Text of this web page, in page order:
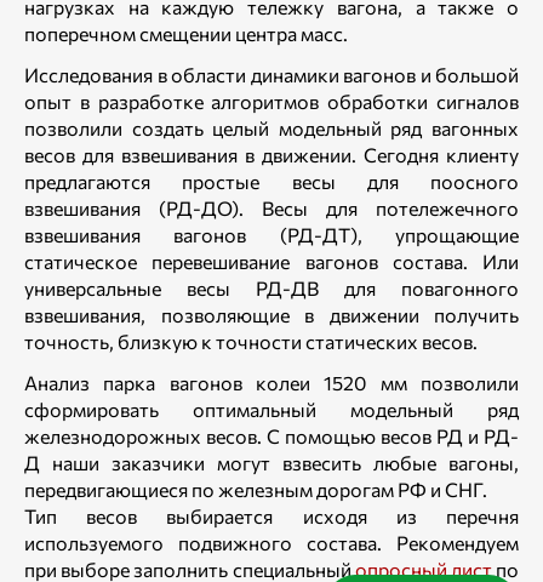
нагрузках на каждую тележку вагона, а также о
поперечном смещении центра масс.
Исследования в области динамики вагонов и большой
опыт в разработке алгоритмов обработки сигналов
позволили создать целый модельный ряд вагонных
весов для взвешивания в движении. Сегодня клиенту
предлагаются простые весы для поосного
взвешивания (РД-ДО). Весы для потележечного
взвешивания вагонов (РД-ДТ), упрощающие
статическое перевешивание вагонов состава. Или
универсальные весы РД-ДВ для повагонного
взвешивания, позволяющие в движении получить
точность, близкую к точности статических весов.
Анализ парка вагонов колеи 1520 мм позволили
сформировать оптимальный модельный ряд
железнодорожных весов. С помощью весов РД и РД-
Д наши заказчики могут взвесить любые вагоны,
передвигающиеся по железным дорогам РФ и СНГ.
Тип весов выбирается исходя из перечня
используемого подвижного состава. Рекомендуем
при выборе заполнить специальный опросный листпо